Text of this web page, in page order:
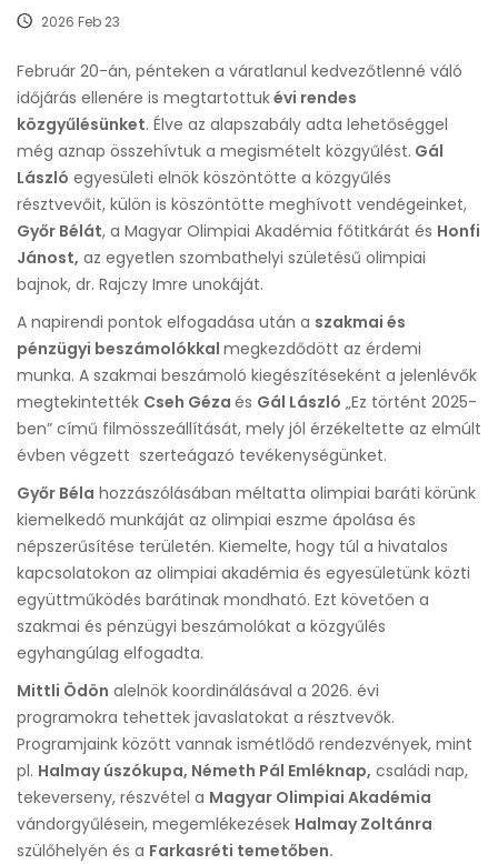
2026 Feb 23
Február 20-án, pénteken a váratlanul kedvezőtlenné váló
időjárás ellenére is megtartottukévi rendes
közgyűlésünket. Élve az alapszabály adta lehetőséggel
még aznap összehívtuk a megismételt közgyűlést. Gál
László egyesületi elnök köszöntötte a közgyűlés
résztvevőit, külön is köszöntötte meghívott vendégeinket,
Győr Bélát, a Magyar Olimpiai Akadémia főtitkárát és Honfi
Jánost, az egyetlen szombathelyi születésű olimpiai
bajnok, dr. Rajczy Imre unokáját.
A napirendi pontok elfogadása után a szakmai és
pénzügyi beszámolókkal megkezdődött az érdemi
munka. A szakmai beszámoló kiegészítéseként a jelenlévők
megtekintették Cseh Géza és Gál László „Ez történt 2025-
ben” című filmösszeállítását, mely jól érzékeltette az elmúlt
évben végzett szerteágazó tevékenységünket.
Győr Béla hozzászólásában méltatta olimpiai baráti körünk
kiemelkedő munkáját az olimpiai eszme ápolása és
népszerűsítése területén. Kiemelte, hogy túl a hivatalos
kapcsolatokon az olimpiai akadémia és egyesületünk közti
együttműködés barátinak mondható. Ezt követően a
szakmai és pénzügyi beszámolókat a közgyűlés
egyhangúlag elfogadta.
Mittli Ödön alelnök koordinálásával a 2026. évi
programokra tehettek javaslatokat a résztvevők.
Programjaink között vannak ismétlődő rendezvények, mint
pl. Halmay úszókupa, Németh Pál Emléknap, családi nap,
tekeverseny, részvétel a Magyar Olimpiai Akadémia
vándorgyűlésein, megemlékezések Halmay Zoltánra
szülőhelyén és a Farkasréti temetőben.